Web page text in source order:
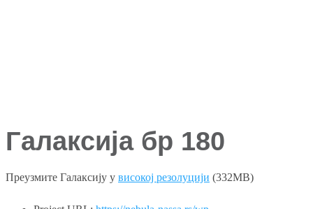
Галаксија бр 180
Преузмите Галаксију у високој резолуцији (332MB)